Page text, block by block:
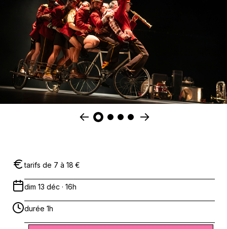
tarifs de 7 à 18 €
dim 13 déc · 16h
durée 1h